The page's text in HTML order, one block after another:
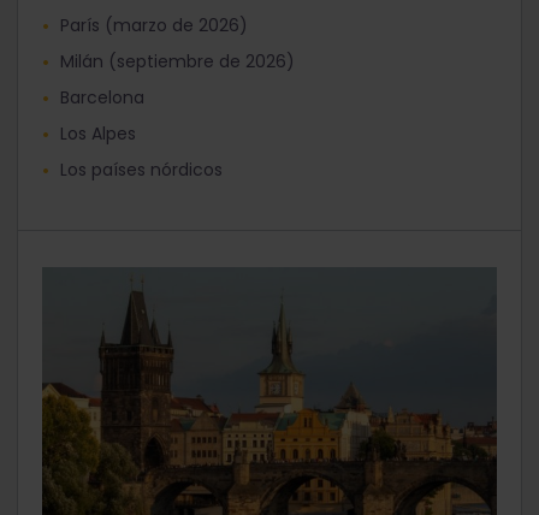
París (marzo de 2026)
Milán (septiembre de 2026)
Barcelona
Los Alpes
Los países nórdicos